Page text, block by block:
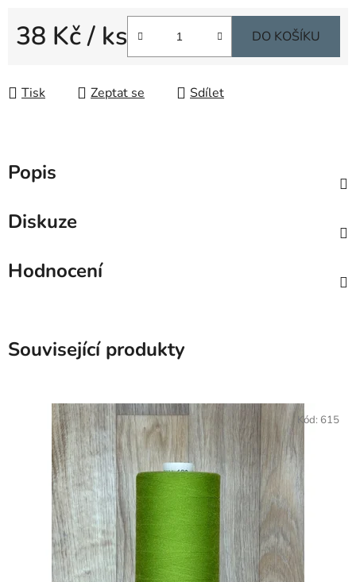
38 Kč/ ks DO KOŠÍKU
Tisk Zeptat se Sdílet
Popis
Diskuze
Hodnocení
Související produkty
Kód: 615